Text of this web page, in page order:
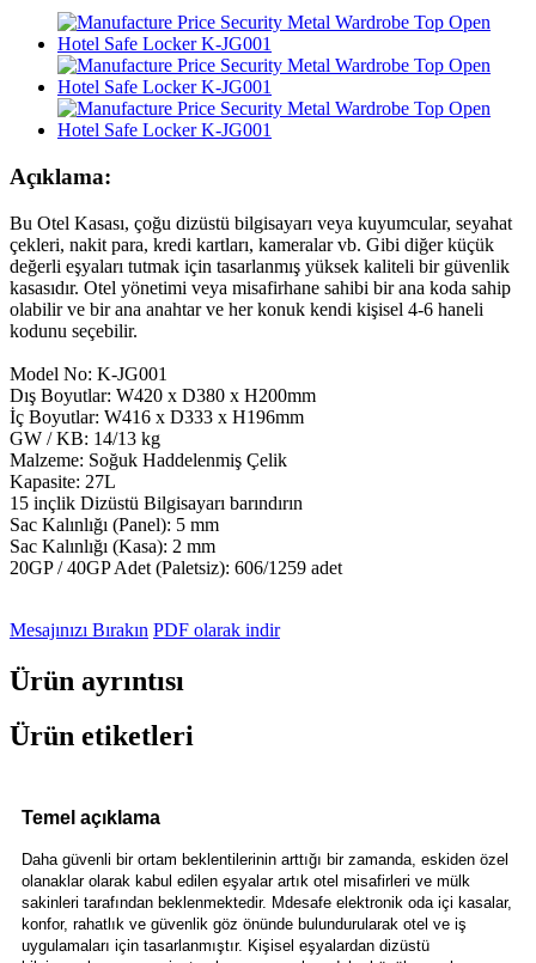
Açıklama:
Bu Otel Kasası, çoğu dizüstü bilgisayarı veya kuyumcular, seyahat
çekleri, nakit para, kredi kartları, kameralar vb. Gibi diğer küçük
değerli eşyaları tutmak için tasarlanmış yüksek kaliteli bir güvenlik
kasasıdır. Otel yönetimi veya misafirhane sahibi bir ana koda sahip
olabilir ve bir ana anahtar ve her konuk kendi kişisel 4-6 haneli
kodunu seçebilir.
Model No: K-JG001
Dış Boyutlar: W420 x D380 x H200mm
İç Boyutlar: W416 x D333 x H196mm
GW / KB: 14/13 kg
Malzeme: Soğuk Haddelenmiş Çelik
Kapasite: 27L
15 inçlik Dizüstü Bilgisayarı barındırın
Sac Kalınlığı (Panel): 5 mm
Sac Kalınlığı (Kasa): 2 mm
20GP / 40GP Adet (Paletsiz): 606/1259 adet
Mesajınızı Bırakın PDF olarak indir
Ürün ayrıntısı
Ürün etiketleri
Temel açıklama
Daha güvenli bir ortam beklentilerinin arttığı bir zamanda, eskiden özel
olanaklar olarak kabul edilen eşyalar artık otel misafirleri ve mülk
sakinleri tarafından beklenmektedir. Mdesafe elektronik oda içi kasalar,
konfor, rahatlık ve güvenlik göz önünde bulundurularak otel ve iş
uygulamaları için tasarlanmıştır. Kişisel eşyalardan dizüstü